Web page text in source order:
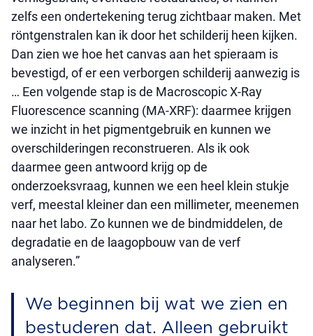
zelfs een ondertekening terug zichtbaar maken. Met
röntgenstralen kan ik door het schilderij heen kijken.
Dan zien we hoe het canvas aan het spieraam is
bevestigd, of er een verborgen schilderij aanwezig is
… Een volgende stap is de Macroscopic X-Ray
Fluorescence scanning (MA-XRF): daarmee krijgen
we inzicht in het pigmentgebruik en kunnen we
overschilderingen reconstrueren. Als ik ook
daarmee geen antwoord krijg op de
onderzoeksvraag, kunnen we een heel klein stukje
verf, meestal kleiner dan een millimeter, meenemen
naar het labo. Zo kunnen we de bindmiddelen, de
degradatie en de laagopbouw van de verf
analyseren.”
We beginnen bij wat we zien en
bestuderen dat. Alleen gebruikt